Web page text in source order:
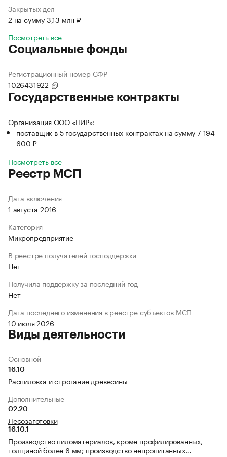
Закрытых дел
2 на сумму 3,13 млн ₽
Посмотреть все
Социальные фонды
Регистрационный номер СФР
1026431922
Государственные контракты
Организация ООО «ПИР»:
поставщик в 5 государственных контрактах на сумму 7 194
600 ₽
Посмотреть все
Реестр МСП
Дата включения
1 августа 2016
Категория
Микропредприятие
В реестре получателей господдержки
Нет
Получила поддержку за последний год
Нет
Дата последнего изменения в реестре субъектов МСП
10 июля 2026
Виды деятельности
Основной
16.10
Распиловка и строгание древесины
Дополнительные
02.20
Лесозаготовки
16.10.1
Производство пиломатериалов, кроме профилированных,
толщиной более 6 мм; производство непропитанных…